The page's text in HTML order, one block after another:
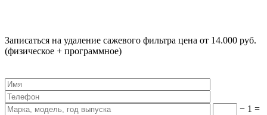
Записаться на удаление сажевого фильтра цена от 14.000 руб.
(физическое + программное)
− 1 =